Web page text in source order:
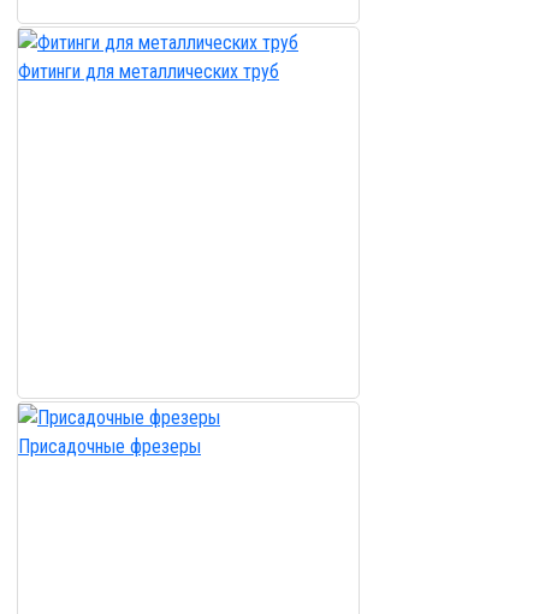
Фитинги для металлических труб
Присадочные фрезеры